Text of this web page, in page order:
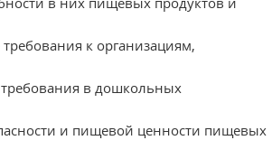
к организациям,
в дошкольных
и пищевой ценности пищевых